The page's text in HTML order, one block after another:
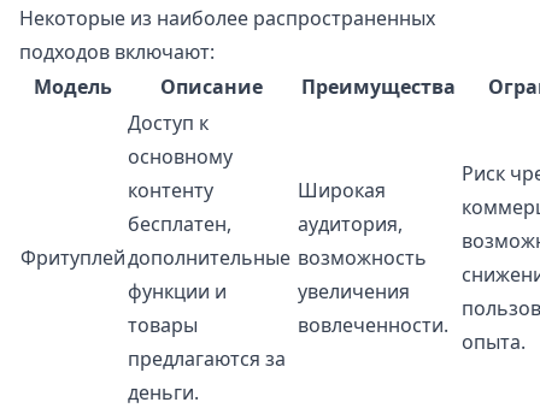
Некоторые из наиболее распространенных
подходов включают:
Модель
Описание Преимущества
Фритуплей
Доступ к
основному
контенту
бесплатен,
дополнительные
функции и
товары
предлагаются за
деньги.
Широкая
аудитория,
возможность
увеличения
вовлеченности.
Риск
опыта.